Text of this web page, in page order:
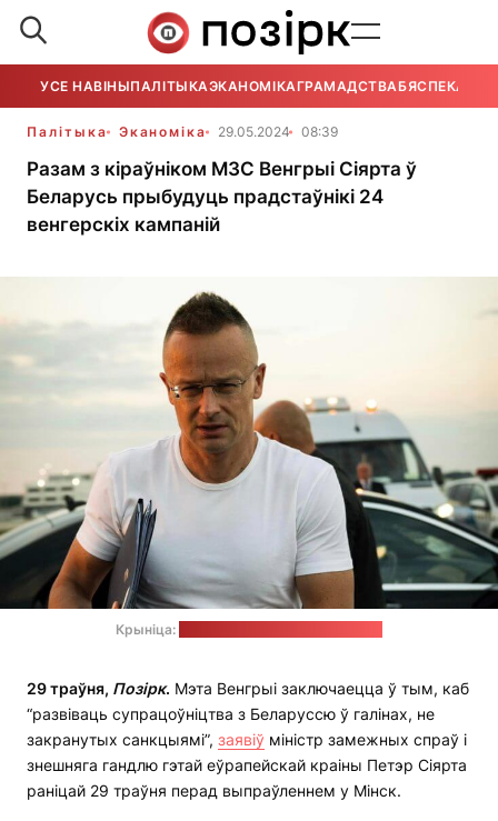
УСЕ НАВІНЫПАЛІТЫКАЭКАНОМІКАГРАМАДСТВАБЯСПЕКА
Палітыка Эканоміка 29.05.2024 08:39
Разам з кіраўніком МЗС Венгрыі Сіярта ў
Беларусь прыбудуць прадстаўнікі 24
венгерскіх кампаній
Крыніца:
29 траўня, Позірк. Мэта Венгрыі заключаецца ў тым, каб
“развіваць супрацоўніцтва з Беларуссю ў галінах, не
закранутых санкцыямі”, заявіў міністр замежных спраў і
знешняга гандлю гэтай еўрапейскай краіны Петэр Сіярта
раніцай 29 траўня перад выпраўленнем у Мінск.